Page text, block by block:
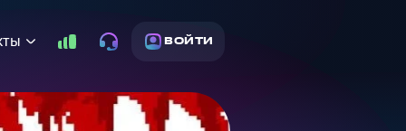
ВОЙТИ